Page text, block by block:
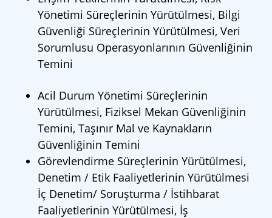
Yönetimi Süreçlerinin Yürütülmesi, Bilgi
Güvenliği Süreçlerinin Yürütülmesi, Veri
Sorumlusu Operasyonlarının Güvenliğinin
Temini
Acil Durum Yönetimi Süreçlerinin
Yürütülmesi, Fiziksel Mekan Güvenliğinin
Temini, Taşınır Mal ve Kaynakların
Güvenliğinin Temini
Görevlendirme Süreçlerinin Yürütülmesi,
Denetim / Etik Faaliyetlerinin Yürütülmesi
İç Denetim/ Soruşturma / İstihbarat
Faaliyetlerinin Yürütülmesi, İş